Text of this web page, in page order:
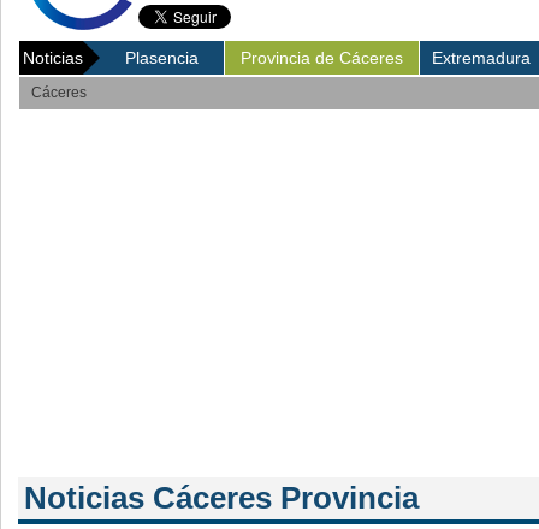
Noticias Plasencia Provincia de Cáceres Extremadura
Cáceres
Noticias Cáceres Provincia